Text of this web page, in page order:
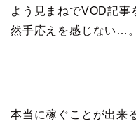
よう見まねでVOD記事
然手応えを感じない…。
本当に稼ぐことが出来